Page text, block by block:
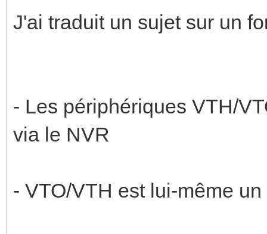
J'ai traduit un sujet sur un
- Les périphériques VTH/
via le NVR
- VTO/VTH est lui-même